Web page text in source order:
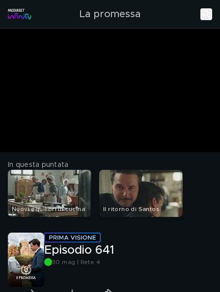
La promessa
In questa puntata
Nuovi equilibri in cucina Il ritorno di Santos
Episodio 641
30 mag | Rete 4